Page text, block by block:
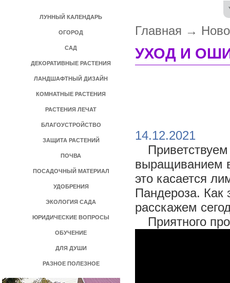
ЛУННЫЙ КАЛЕНДАРЬ
ОГОРОД
САД
ДЕКОРАТИВНЫЕ РАСТЕНИЯ
ЛАНДШАФТНЫЙ ДИЗАЙН
КОМНАТНЫЕ РАСТЕНИЯ
РАСТЕНИЯ ЛЕЧАТ
БЛАГОУСТРОЙСТВО
ЗАЩИТА РАСТЕНИЙ
ПОЧВА
ПОСАДОЧНЫЙ МАТЕРИАЛ
УДОБРЕНИЯ
ЭКОЛОГИЯ САДА
ЮРИДИЧЕСКИЕ ВОПРОСЫ
ОБУЧЕНИЕ
ДЛЯ ДУШИ
РАЗНОЕ ПОЛЕЗНОЕ
Главная →
УХОД И
>
14.12.2021
выращиванием
это касается
Пандероза. Как
расскажем
Приятного